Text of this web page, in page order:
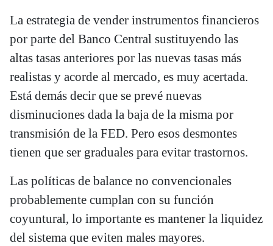
La estrategia de vender instrumentos financieros
por parte del Banco Central sustituyendo las
altas tasas anteriores por las nuevas tasas más
realistas y acorde al mercado, es muy acertada.
Está demás decir que se prevé nuevas
disminuciones dada la baja de la misma por
transmisión de la FED. Pero esos desmontes
tienen que ser graduales para evitar trastornos.
Las políticas de balance no convencionales
probablemente cumplan con su función
coyuntural, lo importante es mantener la liquidez
del sistema que eviten males mayores.